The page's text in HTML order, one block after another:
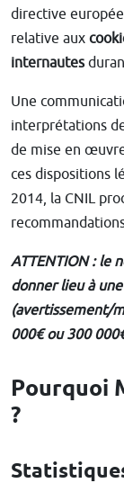
directive
relative aux
internautes
Une
interprétations
de mise en
ces dispositions
2014, la CNIL
ATTENTION : le
donner lieu à
(avertissement/
000€ ou 300
Pourquoi
?